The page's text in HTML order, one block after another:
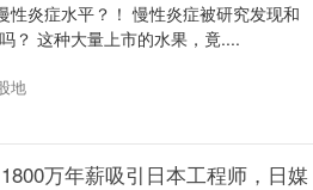
炎症水平？！ 慢性炎症被研究发现和
？ 这种大量上市的水果，竟....
地
万年薪吸引日本工程师，日媒